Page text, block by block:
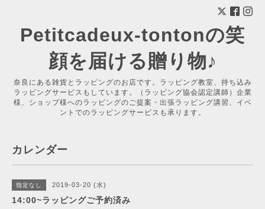
Petitcadeux-tontonの笑
顔を届ける贈り物♪
奈良にある雑貨とラッピングのお店です。ラッピング教室、持ち込み
ラッピングサービスもしています。（ラッピング協会認定講師）企業
様、ショップ様へのラッピングのご提案・出張ラッピング講習、イベ
ントでのラッピングサービスも承ります。
カレンダー
指定なし 2019-03-20 (水)
14:00~ラッピングご予約済み